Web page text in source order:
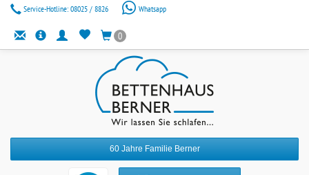
Service-Hotline: 08025 / 8826 Whatsapp
0
60 Jahre Familie Berner